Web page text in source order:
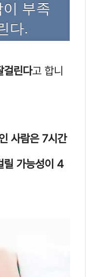
부족
다.
걸린다고 합니
사람은 7시간
릴 가능성이 4